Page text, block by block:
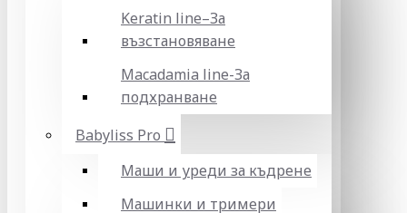
Keratin line–За
възстановяване
Macadamia line-За
подхранване
Babyliss Pro
Маши и уреди за къдрене
Машинки и тримери